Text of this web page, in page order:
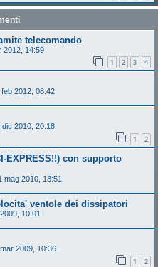
telecomando
2012, 14:59
1 2 3 4
feb 2012, 08:42
dic 2010, 20:18
1 2
EXPRESS!!) con supporto
mag 2010, 18:51
ventole dei dissipatori
10:01
2009, 10:36
1 2